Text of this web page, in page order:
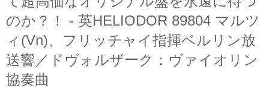
のか？！ - 英HELIODOR 89804 マルツ
ィ(Vn)、フリッチャイ指揮ベルリン放
送響／ドヴォルザーク：ヴァイオリン
協奏曲